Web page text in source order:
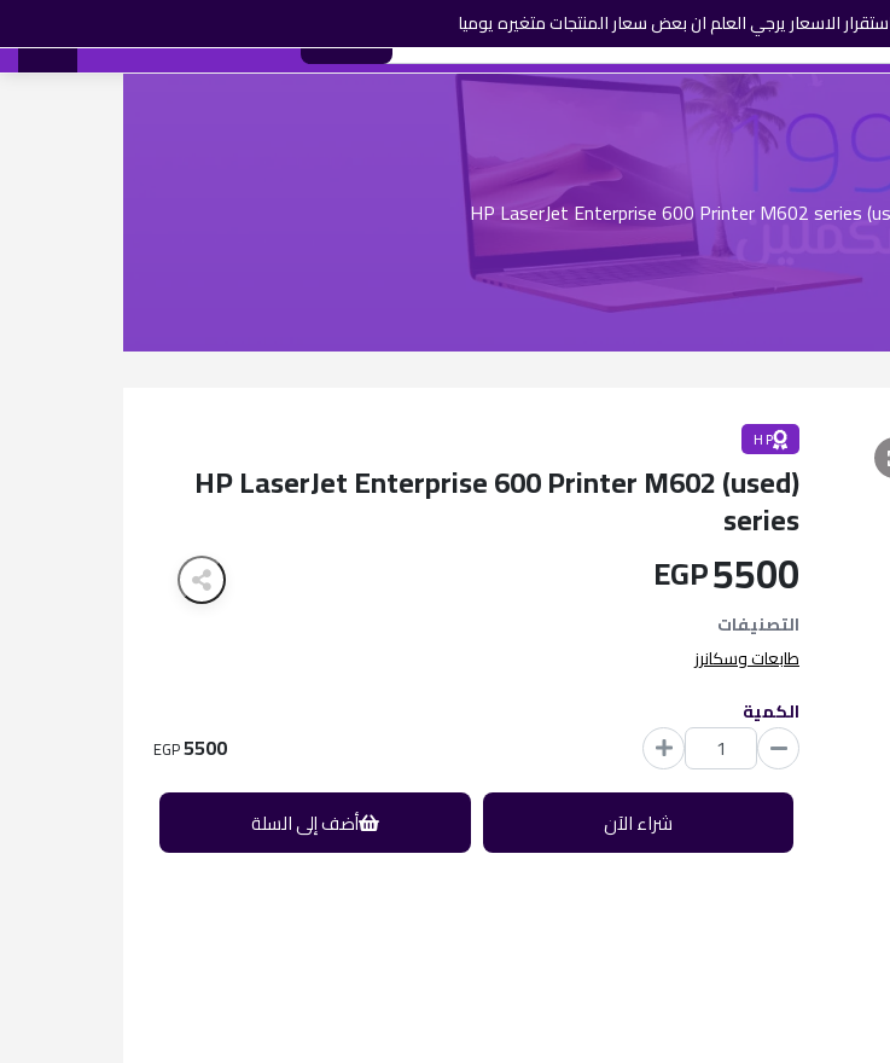
الاسعار يرجي العلم ان بعض سعار المنتجات متغيره يوميا
H P
(used) HP LaserJet Enterprise 600 Printer M602
series
5500
EGP
التصنيفات
طابعات وسكانرز
الكمية
5500
EGP
شراء الآن أضف إلى السلة